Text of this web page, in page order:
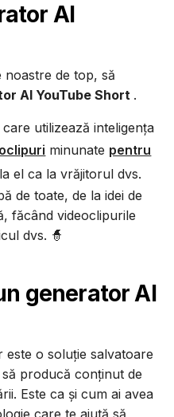
AI
noastre de top, să
AI YouTube Short .
utilizează inteligența
minunate pentru
el ca la vrăjitorul dvs.
de toate, de la idei de
făcând videoclipurile
dvs. 🧙
generator AI
o soluție salvatoare
producă conținut de
Este ca și cum ai avea